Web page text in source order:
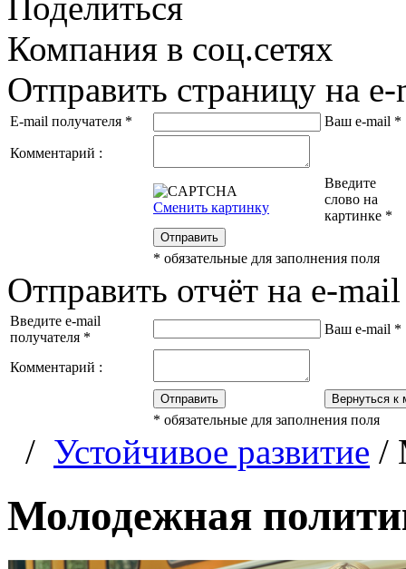
Компания в соц.сетях
Отправить страницу на
E-mail получателя * Ваш e-mail *
Комментарий :
Сменить картинку
Введите
слово на
картинке *
Отправить
* обязательные для заполнения поля
Отправить отчёт на e-mail
Введите e-mail
получателя *
Ваш e-mail *
Комментарий :
Отправить Вернуться к
* обязательные для заполнения поля
/ Устойчивое развитие /
Молодежная